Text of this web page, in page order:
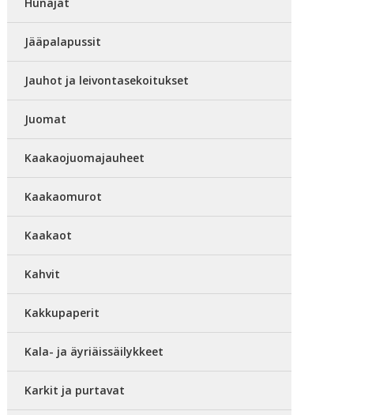
Jääpalapussit
Jauhot ja leivontasekoitukset
Juomat
Kaakaojuomajauheet
Kaakaomurot
Kaakaot
Kahvit
Kakkupaperit
Kala- ja äyriäissäilykkeet
Karkit ja purtavat